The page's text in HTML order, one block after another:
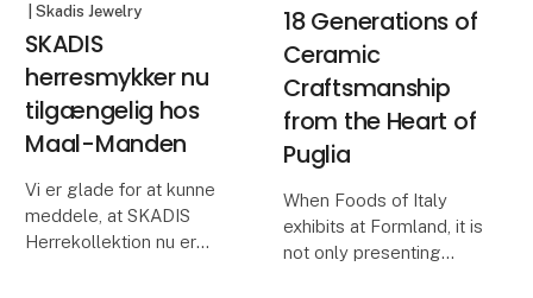
| Skadis Jewelry
SKADIS
herresmykker nu
tilgængelig hos
Maal-Manden
Vi er glade for at kunne
meddele, at SKADIS
Herrekollektion nu er
18 Generations of
Ceramic
Craftsmanship
from the Heart of
Puglia
When Foods of Italy
exhibits at Formland, it is
not only presenting